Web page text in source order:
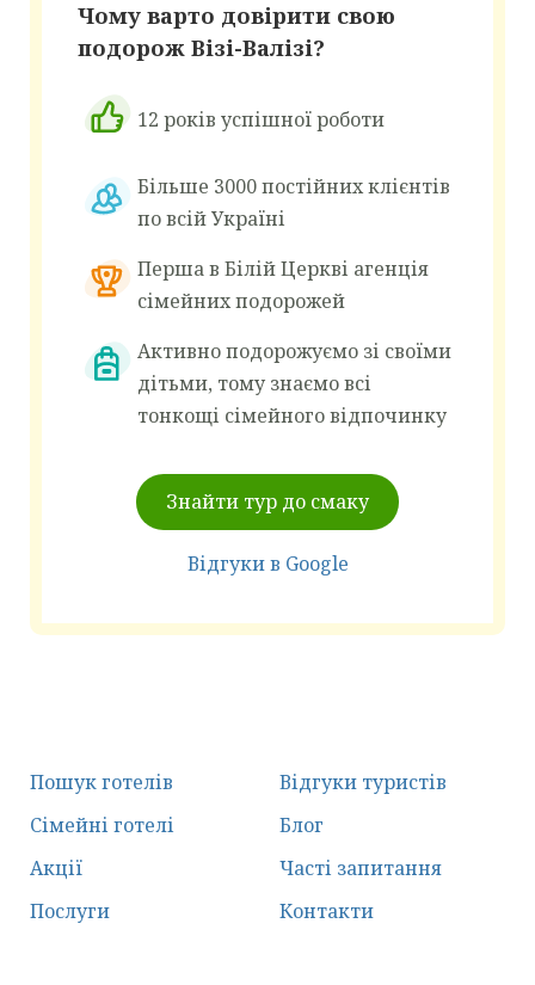
Чому варто довірити свою
подорож Візі-Валізі?
12 років успішної роботи
Більше 3000 постійних клієнтів
по всій Україні
Перша в Білій Церкві агенція
сімейних подорожей
Активно подорожуємо зі своїми
дітьми, тому знаємо всі
тонкощі сімейного відпочинку
Знайти тур до смаку
Відгуки в Google
Пошук готелів
Сімейні готелі
Акції
Послуги
Відгуки туристів
Блог
Часті запитання
Контакти